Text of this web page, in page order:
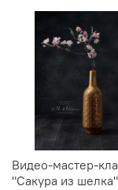
Видео-мастер-
"Сакура из шелка"